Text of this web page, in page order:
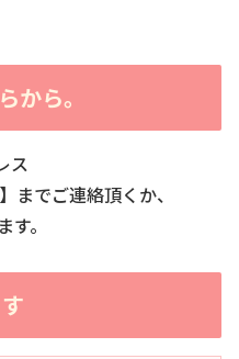
から。
ス
までご連絡頂くか、
。